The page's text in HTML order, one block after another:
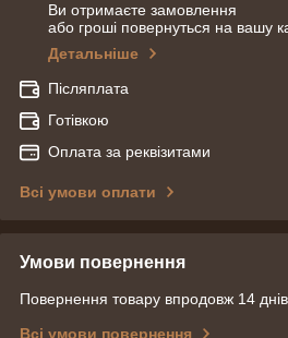
Ви отримаєте замовлення
або гроші повернуться на вашу
Детальніше
Післяплата
Готівкою
Оплата за реквізитами
Всі умови оплати
Умови повернення
Повернення товару впродовж 14
Всі умови повернення